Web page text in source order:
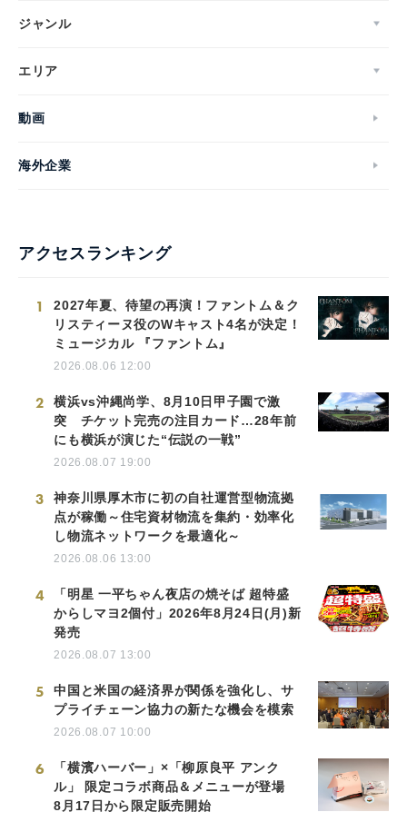
ジャンル
エリア
動画
海外企業
アクセスランキング
1
2027年夏、待望の再演！ファントム＆ク
リスティーヌ役のWキャスト4名が決定！
ミュージカル 『ファントム』
2026.08.06 12:00
2
横浜vs沖縄尚学、8月10日甲子園で激
突 チケット完売の注目カード…28年前
にも横浜が演じた“伝説の一戦”
2026.08.07 19:00
3
神奈川県厚木市に初の自社運営型物流拠
点が稼働～住宅資材物流を集約・効率化
し物流ネットワークを最適化～
2026.08.06 13:00
4
「明星 一平ちゃん夜店の焼そば 超特盛
からしマヨ2個付」2026年8月24日(月)新
発売
2026.08.07 13:00
5
中国と米国の経済界が関係を強化し、サ
プライチェーン協力の新たな機会を模索
2026.08.07 10:00
6
「横濱ハーバー」×「柳原良平 アンク
ル」 限定コラボ商品＆メニューが登場
8月17日から限定販売開始